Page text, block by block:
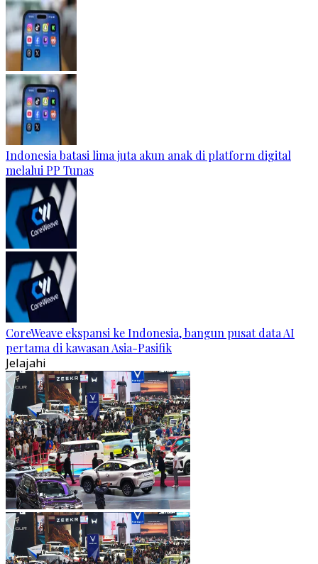
Indonesia batasi lima juta akun anak di platform digital
melalui PP Tunas
CoreWeave ekspansi ke Indonesia, bangun pusat data AI
pertama di kawasan Asia-Pasifik
Jelajahi